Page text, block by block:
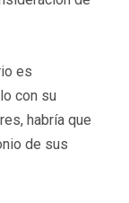
es
con su
habría que
de sus